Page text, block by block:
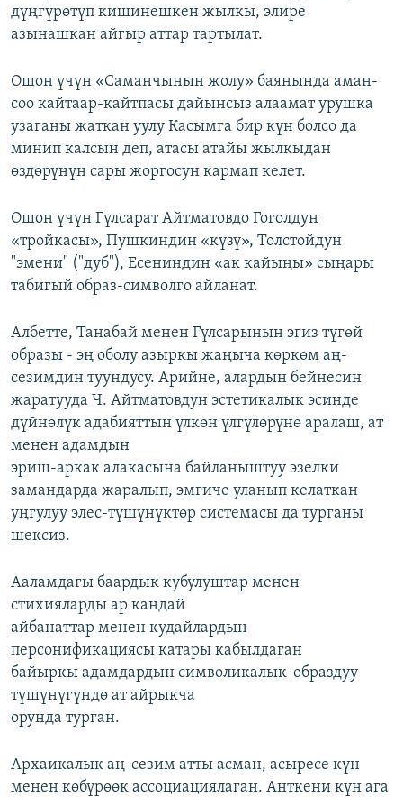
дүңгүрөтүп кишинешкен жылкы, элире
азынашкан айгыр аттар тартылат.
Ошон үчүн «Саманчынын жолу» баянында аман-
соо кайтаар-кайтпасы дайынсыз алаамат урушка
узаганы жаткан уулу Касымга бир күн болсо да
минип калсын деп, атасы атайы жылкыдан
өздөрүнүн сары жоргосун кармап келет.
Ошон үчүн Гүлсарат Айтматовдо Гоголдун
«тройкасы», Пушкиндин «күзү», Толстойдун
"эмени" ("дуб"), Есениндин «ак кайыңы» сыңары
табигый образ-символго айланат.
Албетте, Танабай менен Гүлсарынын эгиз түгөй
образы - эң оболу азыркы жаңыча көркөм аң-
сезимдин туундусу. Арийне, алардын бейнесин
жаратууда Ч. Айтматовдун эстетикалык эсинде
дүйнөлүк адабияттын үлкөн үлгүлөрүнө аралаш, ат
менен адамдын
эриш-аркак алакасына байланыштуу эзелки
замандарда жаралып, эмгиче уланып келаткан
уңгулуу элес-түшүнүктөр системасы да турганы
шексиз.
Ааламдагы баардык кубулуштар менен
стихияларды ар кандай
айбанаттар менен кудайлардын
персонификациясы катары кабылдаган
байыркы адамдардын символикалык-образдуу
түшүнүгүндө ат айрыкча
орунда турган.
Архаикалык аң-сезим атты асман, асыресе күн
менен көбүрөөк ассоциациялаган. Анткени күн ага